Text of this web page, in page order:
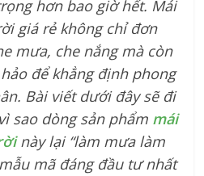
hơn bao giờ hết. Mái
giá rẻ không chỉ đơn
mưa, che nắng mà còn
để khẳng định phong
Bài viết dưới đây sẽ đi
sao dòng sản phẩm mái
này lại “làm mưa làm
mã đáng đầu tư nhất